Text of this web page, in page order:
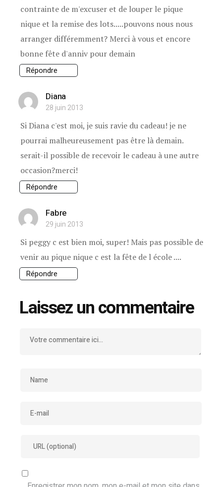
contrainte de m'excuser et de louper le pique
nique et la remise des lots.....pouvons nous nous
arranger différemment? Merci à vous et encore
bonne fête d'anniv pour demain
Répondre
Diana
28 juin 2013
Si Diana c'est moi, je suis ravie du cadeau! je ne
pourrai malheureusement pas être là demain.
serait-il possible de recevoir le cadeau à une autre
occasion?merci!
Répondre
Fabre
29 juin 2013
Si peggy c est bien moi, super! Mais pas possible de
venir au pique nique c est la fête de l école ....
Répondre
Laissez un commentaire